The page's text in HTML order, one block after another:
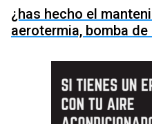
¿has hecho el
aerotermia, bomba de